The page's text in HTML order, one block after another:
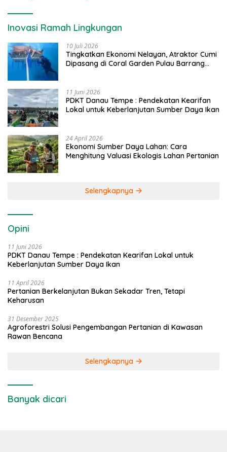
Inovasi Ramah Lingkungan
10 Juli 2026
Tingkatkan Ekonomi Nelayan, Atraktor Cumi
Dipasang di Coral Garden Pulau Barrang
11 Juni 2026
PDKT Danau Tempe : Pendekatan Kearifan
Lokal untuk Keberlanjutan Sumber Daya Ikan
24 April 2026
Ekonomi Sumber Daya Lahan: Cara
Menghitung Valuasi Ekologis Lahan Pertanian
Selengkapnya
Opini
11 Juni 2026
PDKT Danau Tempe : Pendekatan Kearifan Lokal untuk
Keberlanjutan Sumber Daya Ikan
11 April 2026
Pertanian Berkelanjutan Bukan Sekadar Tren, Tetapi
Keharusan
31 Desember 2025
Agroforestri Solusi Pengembangan Pertanian di Kawasan
Rawan Bencana
Selengkapnya
Banyak dicari